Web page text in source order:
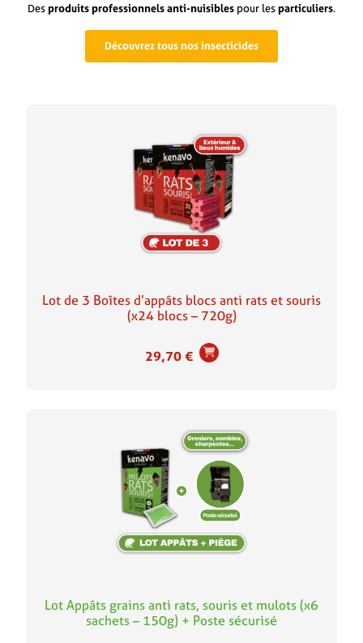
Desproduits professionnelsanti-nuisibles pour lesparticuliers.
Découvrez tous nos insecticides
Lot de 3 Boîtes d’appâts blocs anti rats et souris
(x24 blocs – 720g)
29,70€
Lot Appâts grains anti rats, souris et mulots (x6
sachets – 150g) + Poste sécurisé